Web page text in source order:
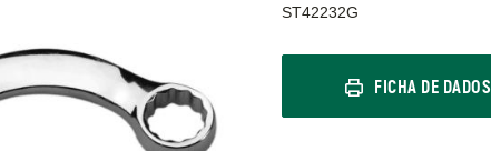
ST42232G
FICHA DE DADOS